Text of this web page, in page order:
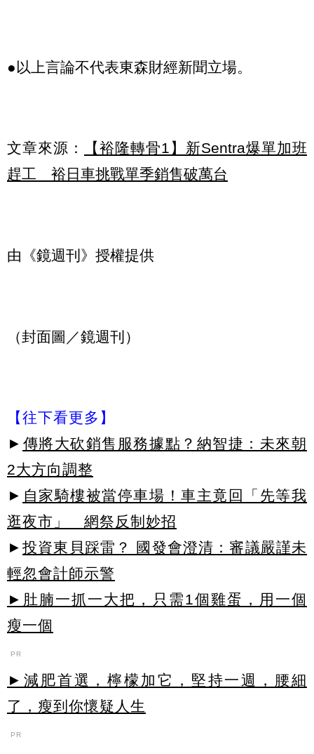
●以上言論不代表東森財經新聞立場。
文章來源：
【裕隆轉骨1】新Sentra爆單加班
趕工 裕日車挑戰單季銷售破萬台
由《鏡週刊》授權提供
（封面圖／鏡週刊）
【往下看更多】
► 傳將大砍銷售服務據點？納智捷：未來朝
2大方向調整
► 自家騎樓被當停車場！車主竟回「先等我
逛夜市」 網祭反制妙招
► 投資東貝踩雷？ 國發會澄清：審議嚴謹未
輕忽會計師示警
►肚腩一抓一大把，只需1個雞蛋，用一個
瘦一個
PR
►減肥首選，檸檬加它，堅持一週，腰細
了，瘦到你懷疑人生
PR